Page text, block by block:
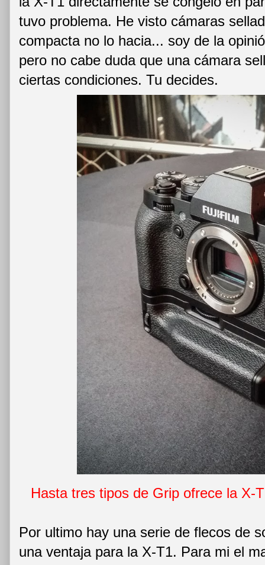
tuvo problema. He visto cámaras
compacta no lo hacia... soy de la
pero no cabe duda que una cámara
ciertas condiciones. Tu decides.
Hasta tres tipos de Grip ofrece la X-
Por ultimo hay una serie de flecos de
una ventaja para la X-T1. Para mi el